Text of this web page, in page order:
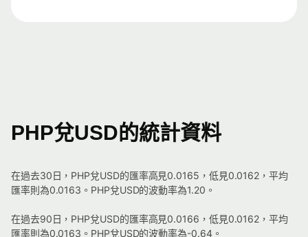
PHP兌USD的統計資料
在過去30日，PHP兌USD的匯率高見0.0165，低見0.0162，平均
匯率則為0.0163。PHP兌USD的波動率為1.20。
在過去90日，PHP兌USD的匯率高見0.0166，低見0.0162，平均
匯率則為0.0163。PHP兌USD的波動率為-0.64。